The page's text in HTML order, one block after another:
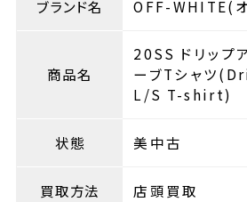
ブランド名 OFF-WHITE(
商品名
20SS ドリップ
ーブTシャツ
L/S T-shirt)
状態 美中古
買取方法 店頭買取